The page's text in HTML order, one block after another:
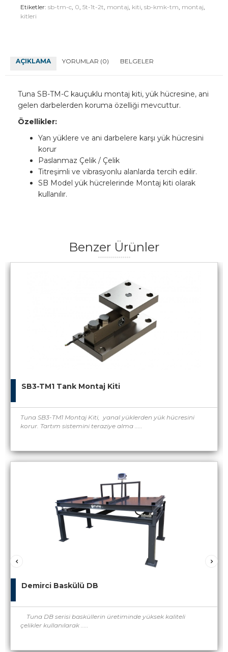
Etiketler: sb-tm-c, 0, 5t-1t-2t, montaj, kiti, sb-kmk-tm, montaj,
kitleri
AÇIKLAMA YORUMLAR (0) BELGELER
Tuna SB-TM-C kauçuklu montaj kiti, yük hücresine, ani
gelen darbelerden koruma özelliği mevcuttur.
Özellikler:
Yan yüklere ve ani darbelere karşı yük hücresini
korur
Paslanmaz Çelik / Çelik
Titreşimli ve vibrasyonlu alanlarda tercih edilir.
SB Model yük hücrelerinde Montaj kiti olarak
kullanılır.
Benzer Ürünler
SB3-TM1 Tank Montaj Kiti
Tuna SB3-TM1 Montaj Kiti, yanal yüklerden yük hücresini
korur. Tartım sistemini teraziye alma .....
Demirci Baskülü DB
Tuna DB serisi basküllerin üretiminde yüksek kaliteli
çelikler kullanılarak .....